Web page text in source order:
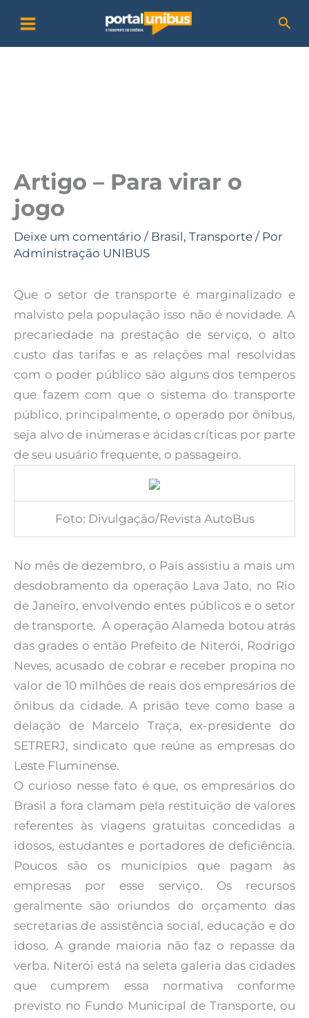
para
o
Artigo – Para virar o
jogo
Deixe um comentário / Brasil, Transporte / Por
Administração UNIBUS
Que o setor de transporte é marginalizado e
malvisto pela população isso não é novidade. A
precariedade na prestação de serviço, o alto
custo das tarifas e as relações mal resolvidas
com o poder público são alguns dos temperos
que fazem com que o sistema do transporte
público, principalmente, o operado por ônibus,
seja alvo de inúmeras e ácidas críticas por parte
de seu usuário frequente, o passageiro.
Foto: Divulgação/Revista AutoBus
No mês de dezembro, o País assistiu a mais um
desdobramento da operação Lava Jato, no Rio
de Janeiro, envolvendo entes públicos e o setor
de transporte. A operação Alameda botou atrás
das grades o então Prefeito de Niterói, Rodrigo
Neves, acusado de cobrar e receber propina no
valor de 10 milhões de reais dos empresários de
ônibus da cidade. A prisão teve como base a
delação de Marcelo Traça, ex-presidente do
SETRERJ, sindicato que reúne as empresas do
Leste Fluminense.
O curioso nesse fato é que, os empresários do
Brasil a fora clamam pela restituição de valores
referentes às viagens gratuitas concedidas a
idosos, estudantes e portadores de deficiência.
Poucos são os municípios que pagam às
empresas por esse serviço. Os recursos
geralmente são oriundos do orçamento das
secretarias de assistência social, educação e do
idoso. A grande maioria não faz o repasse da
verba. Niterói está na seleta galeria das cidades
que cumprem essa normativa conforme
previsto no Fundo Municipal de Transporte, ou
a
r